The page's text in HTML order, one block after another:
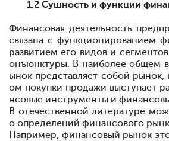
1.2 Сущность и функции
Финансовая деятельность
связана с функционированием
развитием его видов и
онъюнктуры. В наиболее общем
ынок представляет собой рынок,
ом покупки продажи выступает
нсовые инструменты и
В отечественной литературе
о определений финансового
Например, финансовый рынок